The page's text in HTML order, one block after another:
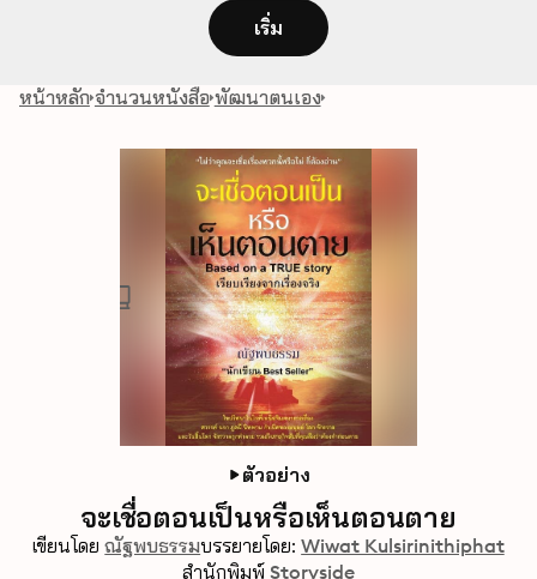
เริ่ม
หน้าหลัก จำนวนหนังสือ พัฒนาตนเอง
ตัวอย่าง
จะเชื่อตอนเป็นหรือเห็นตอนตาย
เขียนโดย ณัฐพบธรรมบรรยายโดย: Wiwat Kulsirinithiphat
สำนักพิมพ์ Storyside